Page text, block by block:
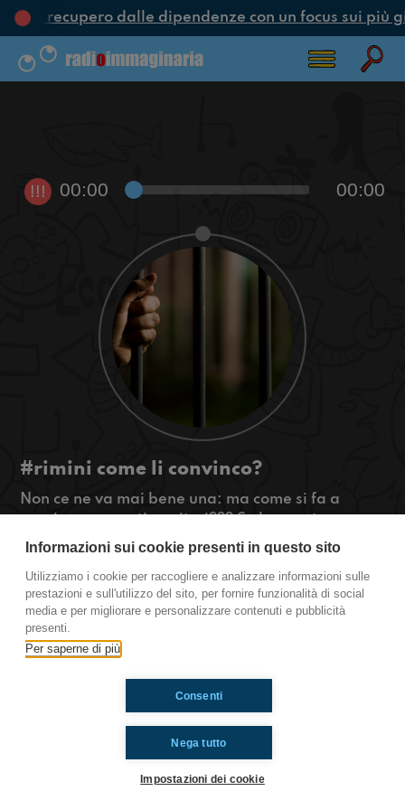
e recupero dalle dipendenze con un focus sui più
!!! 00:00 00:00
#rimini come li convinco?
Non ce ne va mai bene una: ma come si fa a
convincere questi genitori??? Se lo sapete
ditecelo!
#OkkinSu www.radioimmaginaria.it
Rimini
Ti è piaciuto? Condividilo!
Informazioni sui cookie presenti in questo sito
Utilizziamo i cookie per raccogliere e analizzare informazioni sulle
prestazioni e sull'utilizzo del sito, per fornire funzionalità di social
media e per migliorare e personalizzare contenuti e pubblicità
presenti.
Per saperne di più
Nega tutto
Consenti
Impostazioni dei cookie